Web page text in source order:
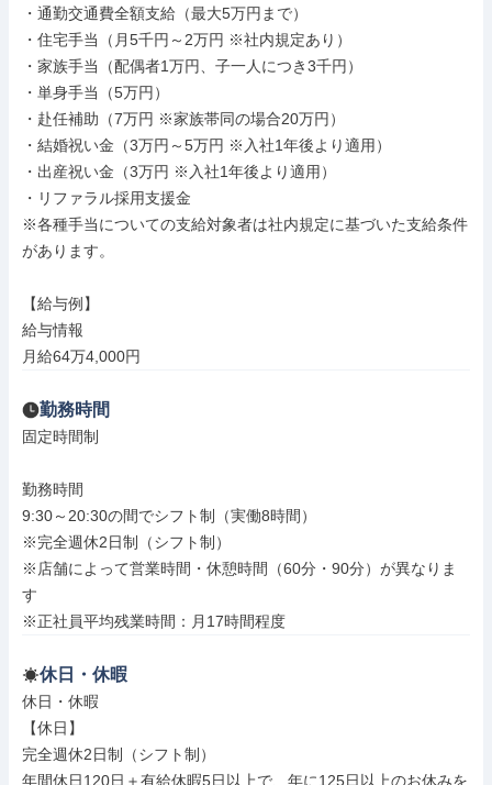
・通勤交通費全額支給（最大5万円まで）
・住宅手当（月5千円～2万円 ※社内規定あり）
・家族手当（配偶者1万円、子一人につき3千円）
・単身手当（5万円）
・赴任補助（7万円 ※家族帯同の場合20万円）
・結婚祝い金（3万円～5万円 ※入社1年後より適用）
・出産祝い金（3万円 ※入社1年後より適用）
・リファラル採用支援金
※各種手当についての支給対象者は社内規定に基づいた支給条件
があります。
【給与例】
給与情報
月給64万4,000円
勤務時間
固定時間制
勤務時間
9:30～20:30の間でシフト制（実働8時間）
※完全週休2日制（シフト制）
※店舗によって営業時間・休憩時間（60分・90分）が異なりま
す
※正社員平均残業時間：月17時間程度
休日・休暇
休日・休暇
【休日】
完全週休2日制（シフト制）
年間休日120日＋有給休暇5日以上で、年に125日以上のお休みを